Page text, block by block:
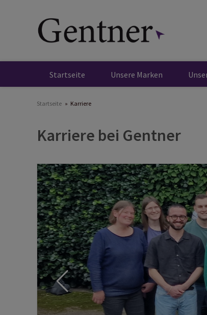
Startseite Unsere Marken
Startseite Karriere
Karriere bei Gentner